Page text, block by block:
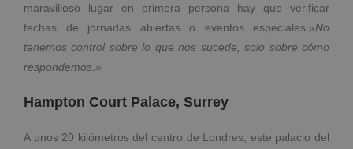
maravilloso lugar en primera persona hay que verificar
fechas de jornadas abiertas o eventos especiales. «No
tenemos control sobre lo que nos sucede, solo sobre cómo
respondemos.»
Hampton Court Palace, Surrey
A unos 20 kilómetros del centro de Londres, este palacio del